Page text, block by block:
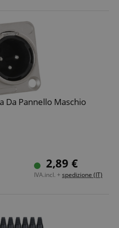
Da Pannello Maschio
26 x 31 x 2,2 mm
e altro
2,89 €
IVA.incl. + spedizione (IT)